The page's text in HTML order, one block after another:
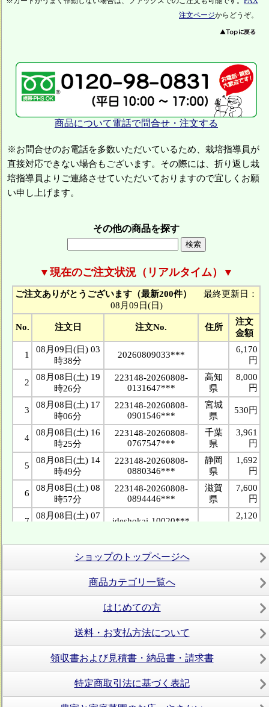
注文ページからどうぞ。
商品について電話で問合せ・注文する
※お問合せのお電話を多数いただいているため、栽培指導員が
直接対応できない場合もございます。その際には、折り返し栽
培指導員よりご連絡させていただいておりますので宜しくお願
い申し上げます。
その他の商品を探す
▼現在のご注文状況（リアルタイム）▼
ショップのトップページへ
商品カテゴリ一覧へ
はじめての方
送料・お支払方法について
領収書および見積書・納品書・請求書
特定商取引法に基づく表記